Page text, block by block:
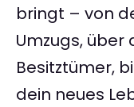
bringt – von
Umzugs, über
Besitztümer,
dein neues